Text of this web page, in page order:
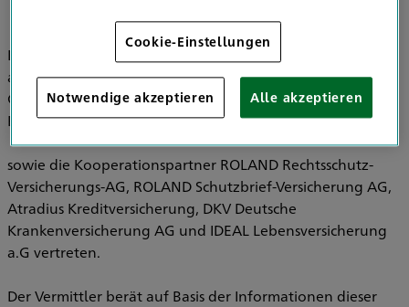
Im Bereich der Versicherungsvermittlung werden
ausschließlich die HDI Versicherung AG, HDI Global SE, HDI
Global Specialty SE, HDI Lebensversicherung AG, HDI
Pensionsfonds AG, HDI Pensionskasse AG
sowie die Kooperationspartner ROLAND Rechtsschutz-
Versicherungs-AG, ROLAND Schutzbrief-Versicherung AG,
Atradius Kreditversicherung, DKV Deutsche
Krankenversicherung AG und IDEAL Lebensversicherung
a.G vertreten.
Der Vermittler berät auf Basis der Informationen dieser
Cookie-Einstellungen
Notwendige akzeptieren Alle akzeptieren